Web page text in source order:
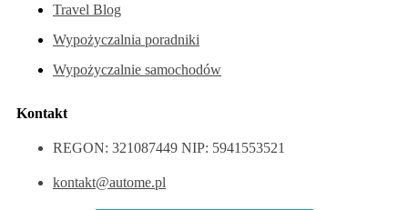
Travel Blog
Wypożyczalnia poradniki
Wypożyczalnie samochodów
Kontakt
REGON: 321087449 NIP: 5941553521
kontakt@autome.pl